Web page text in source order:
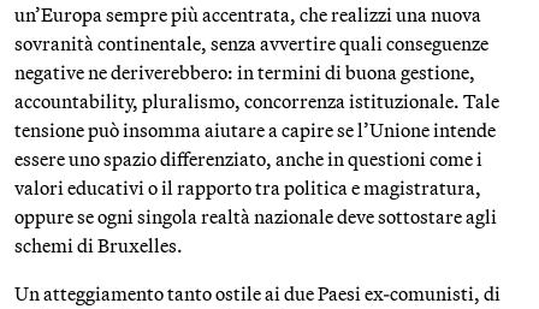
un’Europa sempre più accentrata, che realizzi una nuova
sovranità continentale, senza avvertire quali conseguenze
negative ne deriverebbero: in termini di buona gestione,
accountability, pluralismo, concorrenza istituzionale. Tale
tensione può insomma aiutare a capire se l’Unione intende
essere uno spazio differenziato, anche in questioni come i
valori educativi o il rapporto tra politica e magistratura,
oppure se ogni singola realtà nazionale deve sottostare agli
schemi di Bruxelles.
Un atteggiamento tanto ostile ai due Paesi ex-comunisti, di